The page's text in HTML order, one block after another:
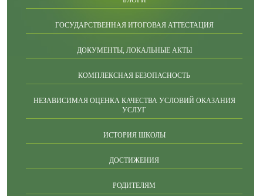
ГОСУДАРСТВЕННАЯ ИТОГОВАЯ АТТЕСТАЦИЯ
ДОКУМЕНТЫ, ЛОКАЛЬНЫЕ АКТЫ
КОМПЛЕКСНАЯ БЕЗОПАСНОСТЬ
НЕЗАВИСИМАЯ ОЦЕНКА КАЧЕСТВА УСЛОВИЙ ОКАЗАНИЯ
УСЛУГ
ИСТОРИЯ ШКОЛЫ
ДОСТИЖЕНИЯ
РОДИТЕЛЯМ